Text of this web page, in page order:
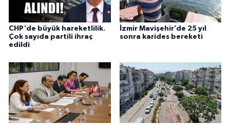
CHP'de büyük hareketlilik.
Çok sayıda partili ihraç
edildi
İzmir Mavişehir’de 25 yıl
sonra karides bereketi